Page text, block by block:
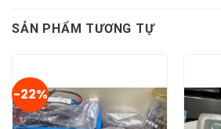
SẢN PHẨM TƯƠNG TỰ
-22%